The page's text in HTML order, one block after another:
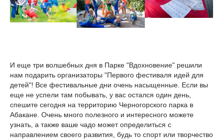
И еще три волшебных дня в Парке "Вдохновение" решили
нам подарить организаторы "Первого фестиваля идей для
детей"! Все фестивальные дни очень насыщенные. Если вы
еще не успели там побывать, у вас остался один день,
спешите сегодня на территорию Черногорского парка в
Абакане. Очень много полезного и интересного можете
узнать, а также ваше чадо может определиться с
направлением своего развития, будь то спорт или творчество